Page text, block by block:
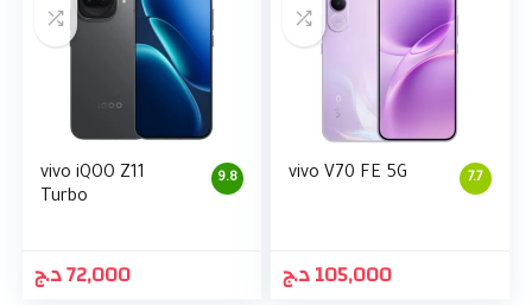
9.8
vivo iQOO Z11
Turbo
72,000د.ج
7.7
vivo V70 FE 5G
105,000د.ج